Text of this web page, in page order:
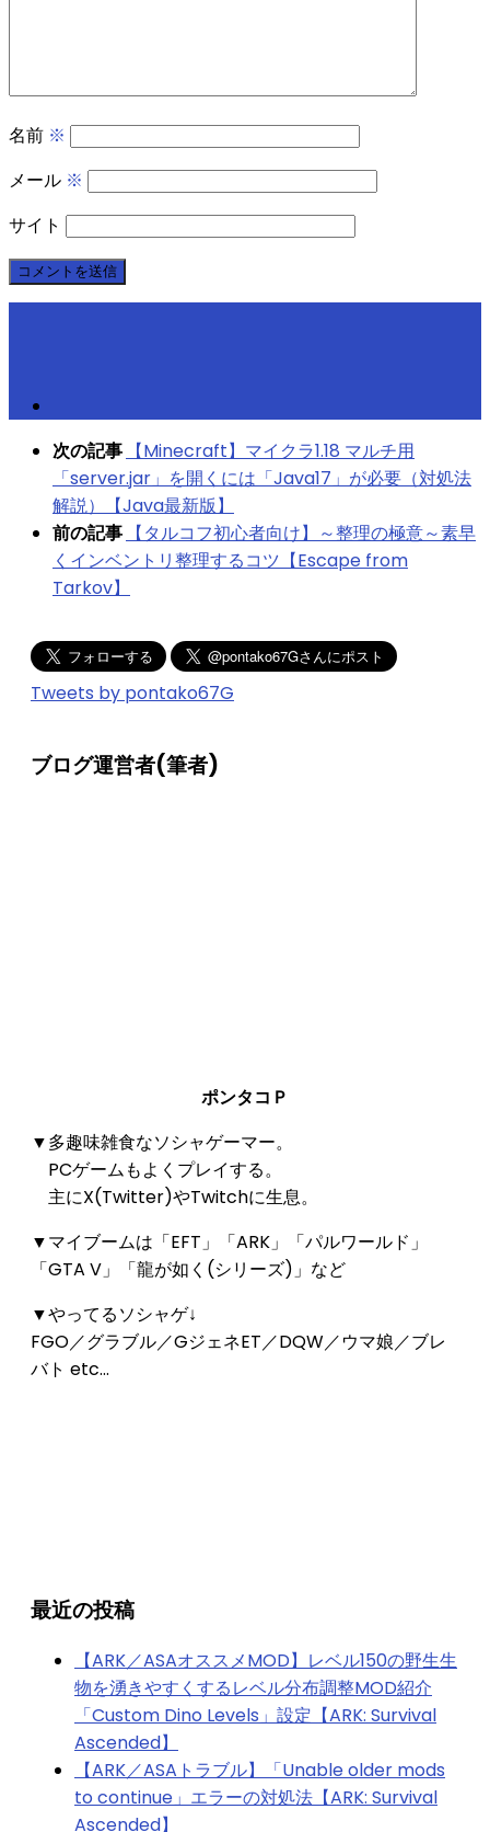
名前 ※
メール ※
サイト
次の記事 【Minecraft】マイクラ1.18 マルチ用
「server.jar」を開くには「Java17」が必要（対処法
解説）【Java最新版】
前の記事 【タルコフ初心者向け】～整理の極意～素早
くインベントリ整理するコツ【Escape from
Tarkov】
Tweets by pontako67G
ブログ運営者(筆者)
ポンタコＰ
▼多趣味雑食なソシャゲーマー。
PCゲームもよくプレイする。
主にX(Twitter)やTwitchに生息。
▼マイブームは「EFT」「ARK」「パルワールド」
「GTA V」「龍が如く(シリーズ)」など
▼やってるソシャゲ↓
FGO／グラブル／GジェネET／DQW／ウマ娘／ブレ
バト etc...
最近の投稿
【ARK／ASAオススメMOD】レベル150の野生生
物を湧きやすくするレベル分布調整MOD紹介
「Custom Dino Levels」設定【ARK: Survival
Ascended】
【ARK／ASAトラブル】「Unable older mods
to continue」エラーの対処法【ARK: Survival
Ascended】